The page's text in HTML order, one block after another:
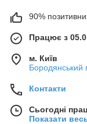
90%
Працює з
м. Київ
Бородянський
Контакти
Сьогодні
Показати